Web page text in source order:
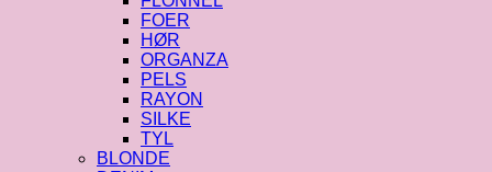
FOER
HØR
ORGANZA
PELS
RAYON
SILKE
TYL
BLONDE